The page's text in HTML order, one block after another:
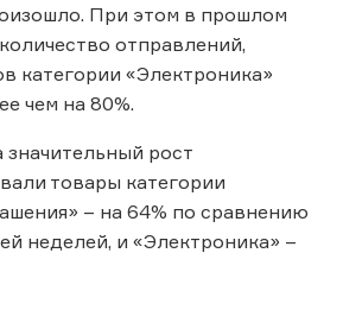
При этом в прошлом
отправлений,
категории «Электроника»
чем на 80%.
значительный рост
товары категории
– на 64% по сравнению
неделей, и «Электроника» –